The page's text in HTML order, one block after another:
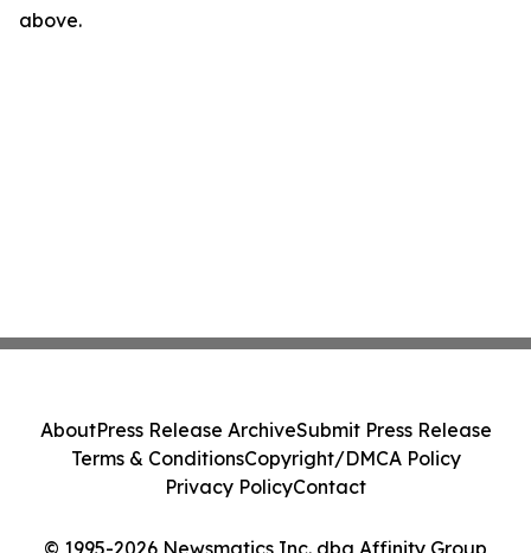
above.
© 1995-2026 Newsmatics Inc. dba Affinity Group
AboutPress Release ArchiveSubmit Press Release
Terms & ConditionsCopyright/DMCA Policy
Privacy PolicyContact